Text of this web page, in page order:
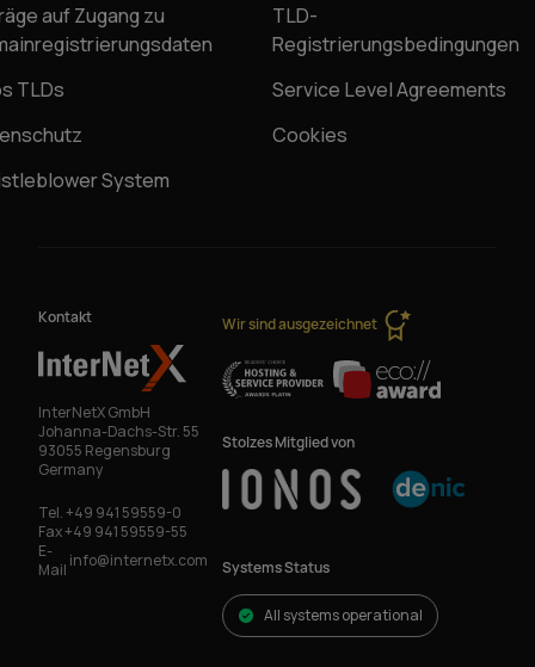
auf Zugang zu
TLD-
Registrierungsbedingungen
TLDs
Service Level Agreements
Cookies
System
Kontakt
InterNetX GmbH
Johanna-Dachs-Str. 55
93055 Regensburg
Germany
Tel.+49 941 59559-0
Fax+49 941 59559-55
E-
Mail info@internetx.com
Wir sind ausgezeichnet
Stolzes Mitglied von
Systems Status
All systems operational